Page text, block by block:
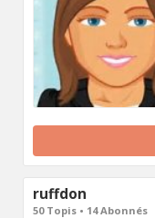
ruffdon
50 Topis • 14 Abonnés